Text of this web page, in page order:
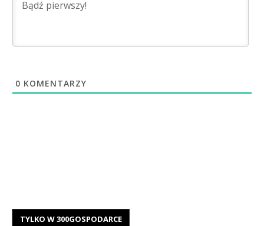
0 KOMENTARZY
TYLKO W 300GOSPODARCE